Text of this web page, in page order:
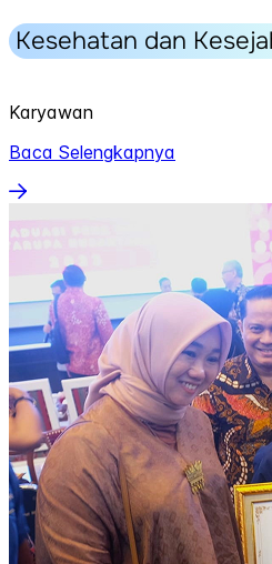
Kesehatan dan
Karyawan
Baca Selengkapnya